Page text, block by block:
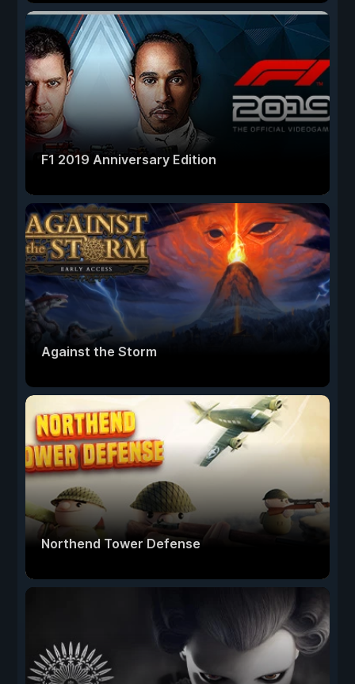
F1 2019 Anniversary Edition
Against the Storm
Northend Tower Defense